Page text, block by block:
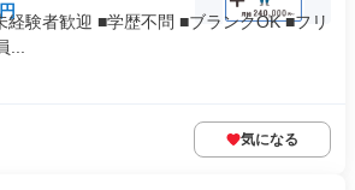
経験者歓迎 ■学歴不問 ■ブランクOK ■フリ
気になる